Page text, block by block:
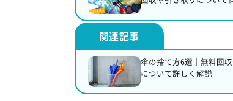
傘の捨て方6選｜無料回
について詳しく解説